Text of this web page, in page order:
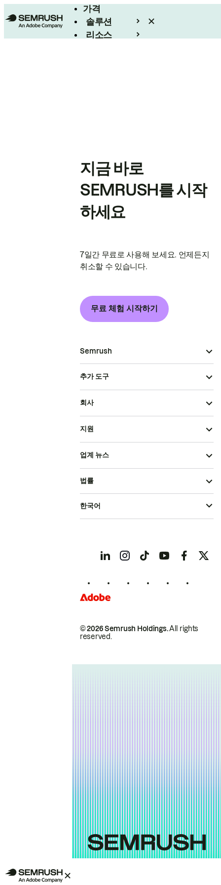
가격
솔루션
리소스
지금 바로
SEMRUSH를 시작
하세요
7일간 무료로 사용해 보세요. 언제든지
취소할 수 있습니다.
무료 체험 시작하기
Semrush
추가 도구
회사
지원
업계 뉴스
© 2026 Semrush Holdings.All rights
reserved.
법률
한국어